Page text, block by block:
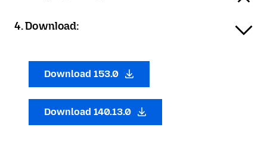
4. Download:
Download 153.0
Download 140.13.0